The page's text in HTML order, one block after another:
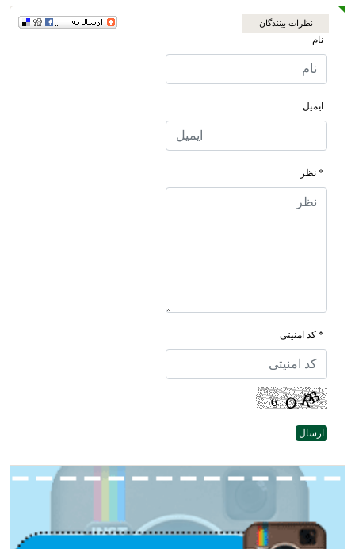
نظرات بینندگان
نام
ایمیل
* نظر
* کد امنیتی